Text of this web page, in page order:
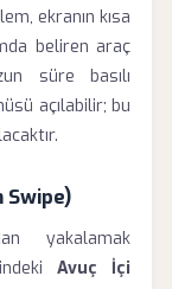
ekranın kısa
beliren araç
süre basılı
açılabilir; bu
Swipe)
yakalamak
Avuç İçi